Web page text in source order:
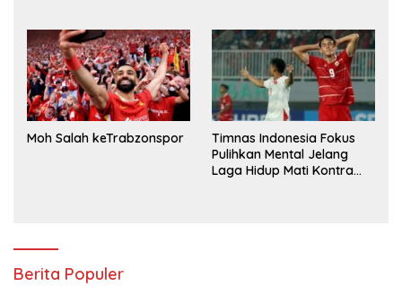
Moh Salah keTrabzonspor
Timnas Indonesia Fokus
Pulihkan Mental Jelang
Laga Hidup Mati Kontra
Berita Populer